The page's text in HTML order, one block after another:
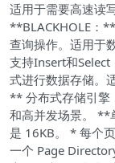
适用于需要高速读
**BLACKHOLE：
查询操作。适用于
支持Insert和
式进行数据存储。
** 分布式存储引擎
和高并发场景。 **
是 16KB。 * 每个
一个 Page